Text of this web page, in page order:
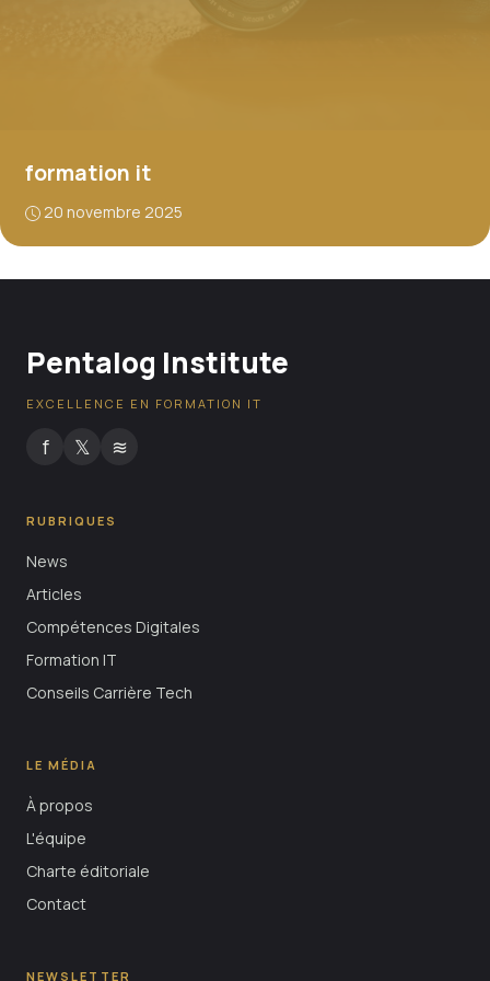
formation it
20 novembre 2025
Pentalog Institute
EXCELLENCE EN FORMATION IT
f 𝕏 ≋
RUBRIQUES
News
Articles
Compétences Digitales
Formation IT
Conseils Carrière Tech
LE MÉDIA
À propos
L'équipe
Charte éditoriale
Contact
NEWSLETTER